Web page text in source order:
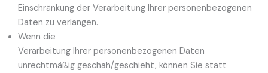
Einschränkung der Verarbeitung Ihrer personenbezogenen
Daten zu verlangen.
Wenn die
Verarbeitung Ihrer personenbezogenen Daten
unrechtmäßig geschah/geschieht, können Sie statt